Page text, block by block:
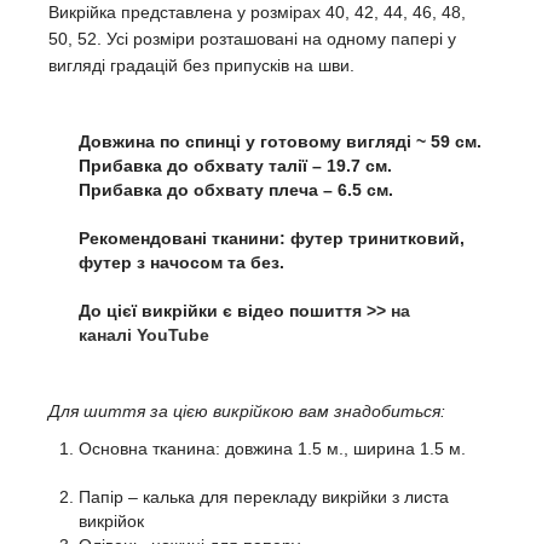
Викрійка представлена у розмірах 40, 42, 44, 46, 48,
50, 52. Усі розміри розташовані на одному папері у
вигляді градацій без припусків на шви.
Довжина по спинці у готовому вигляді ~ 59 см.
Прибавка до обхвату талії – 19.7 см.
Прибавка до обхвату плеча – 6.5 см.
Рекомендовані тканини: футер тринитковий,
футер з начосом та без.
До цієї викрійки є відео пошиття >> на
каналі YouTube
Для шиття за цією викрійкою вам знадобиться:
Основна тканина: довжина 1.5 м., ширина 1.5 м.
Папір – калька для перекладу викрійки з листа
викрійок